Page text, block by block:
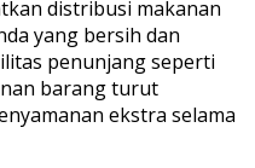
distribusi makanan
yang bersih dan
penunjang seperti
barang turut
ekstra selama